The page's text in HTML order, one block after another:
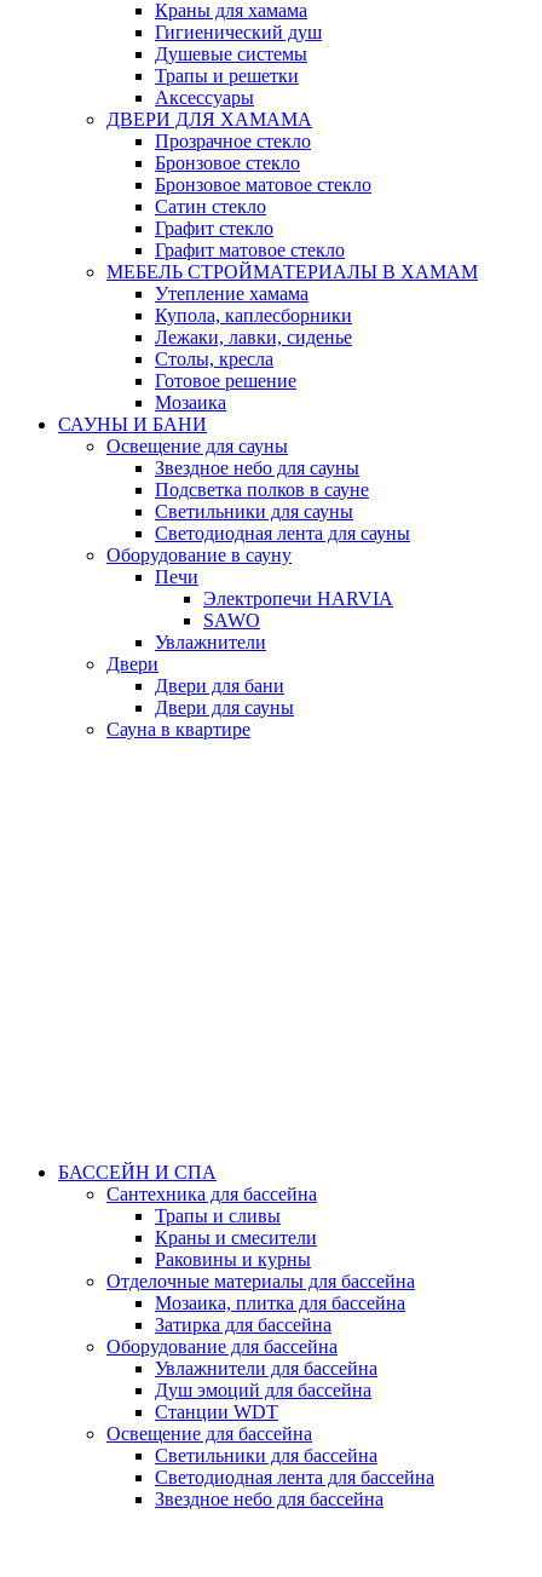
Краны для хамама
Гигиенический душ
Душевые системы
Трапы и решетки
Аксессуары
ДВЕРИ ДЛЯ ХАМАМА
Прозрачное стекло
Бронзовое стекло
Бронзовое матовое стекло
Сатин стекло
Графит стекло
Графит матовое стекло
МЕБЕЛЬ СТРОЙМАТЕРИАЛЫ В ХАМАМ
Утепление хамама
Купола, каплесборники
Лежаки, лавки, сиденье
Столы, кресла
Готовое решение
Мозаика
САУНЫ И БАНИ
Освещение для сауны
Звездное небо для сауны
Подсветка полков в сауне
Светильники для сауны
Светодиодная лента для сауны
Оборудование в сауну
Печи
Электропечи HARVIA
SAWO
Увлажнители
Двери
Двери для бани
Двери для сауны
Сауна в квартире
БАССЕЙН И СПА
Сантехника для бассейна
Трапы и сливы
Краны и смесители
Раковины и курны
Отделочные материалы для бассейна
Мозаика, плитка для бассейна
Затирка для бассейна
Оборудование для бассейна
Увлажнители для бассейна
Душ эмоций для бассейна
Станции WDT
Освещение для бассейна
Светильники для бассейна
Светодиодная лента для бассейна
Звездное небо для бассейна